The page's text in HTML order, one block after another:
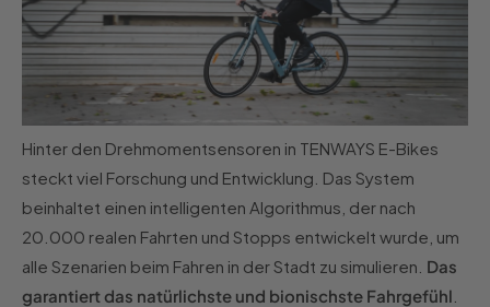
Hinter den Drehmomentsensoren in TENWAYS E-Bikes
steckt viel Forschung und Entwicklung. Das System
beinhaltet einen intelligenten Algorithmus, der nach
20.000 realen Fahrten und Stopps entwickelt wurde, um
alle Szenarien beim Fahren in der Stadt zu simulieren. Das
garantiert das natürlichste und bionischste Fahrgefühl